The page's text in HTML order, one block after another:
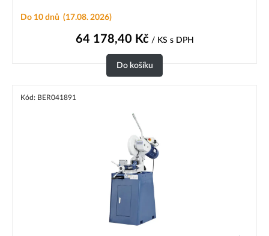
Do 10 dnů (17.08. 2026)
64 178,40 Kč/ KS s DPH
Do košíku
Kód: BER041891